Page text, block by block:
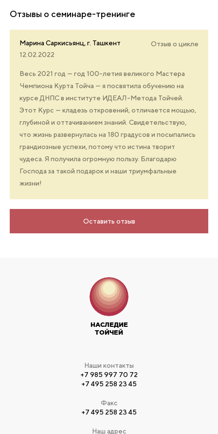
Отзывы о семинаре-тренинге
Марина Саркисьянц, г. Ташкент
12.02.2022
Отзыв о цикле
Весь 2021 год — год 100-летия великого Мастера
Чемпиона Курта Тойча — я посвятила обучению на
курсе ДНПС в институте ИДЕАЛ-Метода Тойчей.
Этот Курс — кладезь откровений, отличается мощью,
глубиной и оттачиванием знаний. Свидетельствую,
что жизнь развернулась на 180 градусов и посыпались
грандиозные успехи, потому что истина творит
чудеса. Я получила огромную пользу. Благодарю
Господа за такой подарок и наши триумфальные
жизни!
Оставить отзыв
НАСЛЕДИЕ
ТОЙЧЕЙ
Наши контакты
+7 985 997 70 72
+7 495 258 23 45
Факс
+7 495 258 23 45
Наш адрес